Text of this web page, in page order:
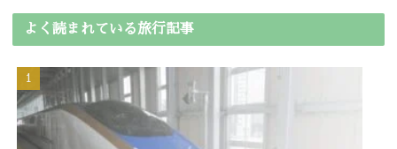
よく読まれている旅行記事